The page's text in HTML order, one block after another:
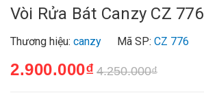
Vòi Rửa Bát Canzy CZ 776
Thương hiệu: canzy Mã SP: CZ 776
2.900.000₫ 4.250.000₫